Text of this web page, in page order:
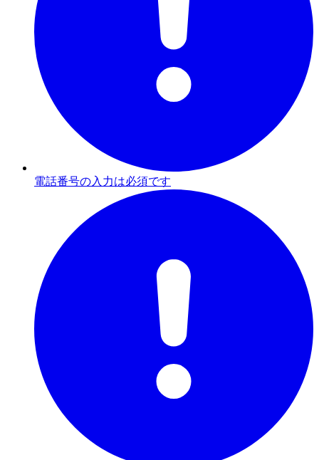
電話番号の入力は必須です